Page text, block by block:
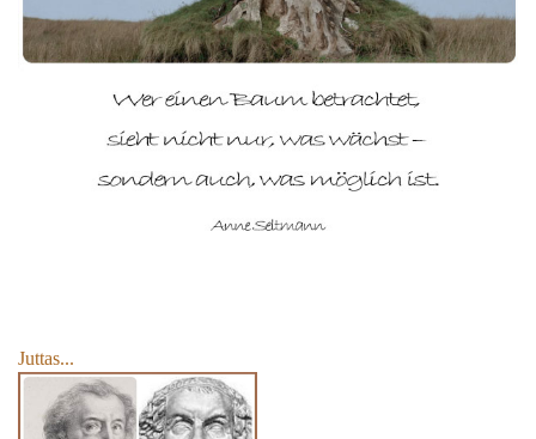
Juttas...